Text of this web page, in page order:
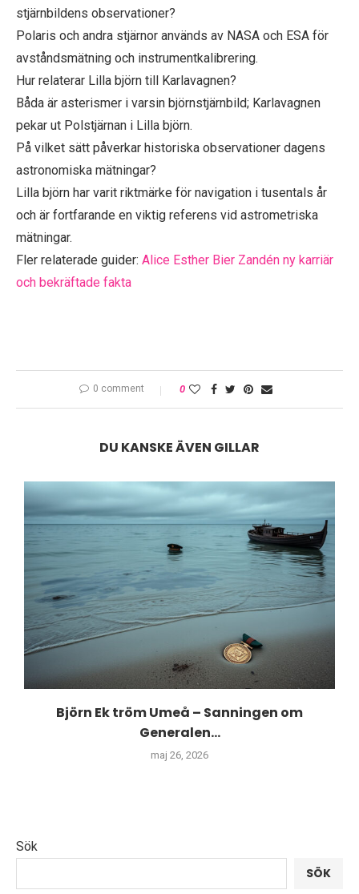
stjärnbildens observationer?
Polaris och andra stjärnor används av NASA och ESA för
avståndsmätning och instrumentkalibrering.
Hur relaterar Lilla björn till Karlavagnen?
Båda är asterismer i varsin björnstjärnbild; Karlavagnen
pekar ut Polstjärnan i Lilla björn.
På vilket sätt påverkar historiska observationer dagens
astronomiska mätningar?
Lilla björn har varit riktmärke för navigation i tusentals år
och är fortfarande en viktig referens vid astrometriska
mätningar.
Fler relaterade guider: Alice Esther Bier Zandén ny karriär
och bekräftade fakta
0 comment 0
DU KANSKE ÄVEN GILLAR
Björn Ek tröm Umeå – Sanningen om
Generalen...
maj 26, 2026
Sök
SÖK